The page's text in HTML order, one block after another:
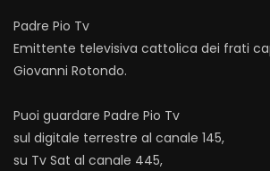
Padre Pio Tv
Emittente televisiva cattolica dei frati
Giovanni Rotondo.
Puoi guardare Padre Pio Tv
sul digitale terrestre al canale 145,
su Tv Sat al canale 445,